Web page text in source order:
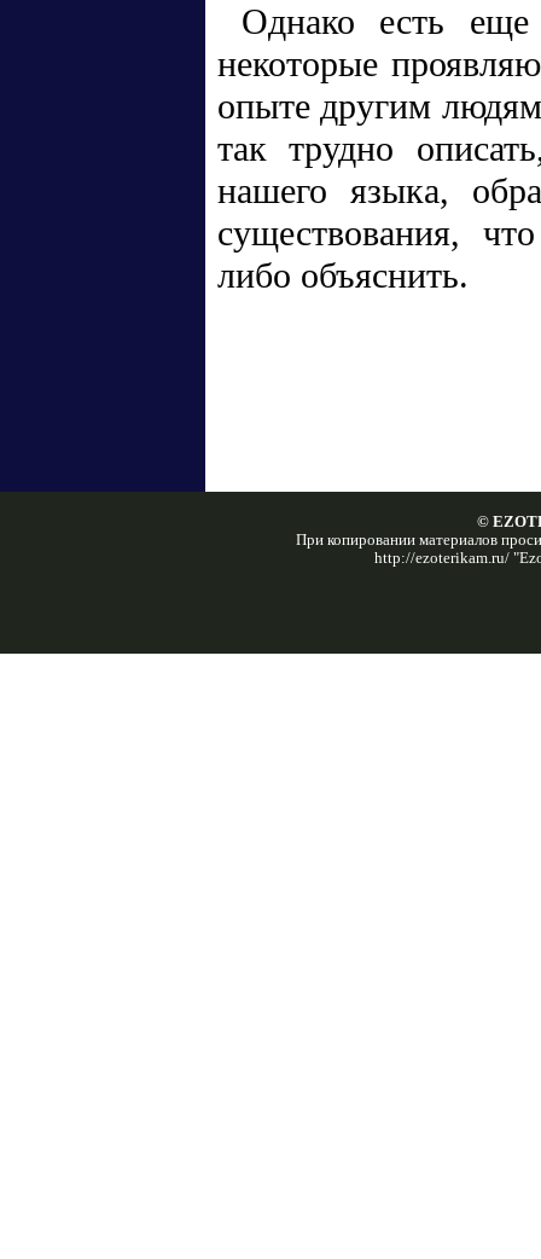
Однако есть
некоторые
опыте другим
так трудно
нашего языка,
существования,
либо объяснить.
©
При копировании материалов
http://ezoterikam.ru/